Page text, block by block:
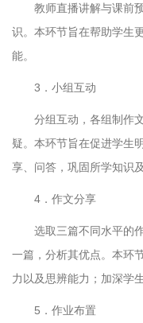
教师直播讲解与课前
识。本环节旨在帮助学生
能。
3．小组互动
分组互动，各组制作
疑。本环节旨在促进学生
享、问答，巩固所学知识及
4．作文分享
选取三篇不同水平的
一篇，分析其优点。本环
力以及思辨能力；加深学
5．作业布置